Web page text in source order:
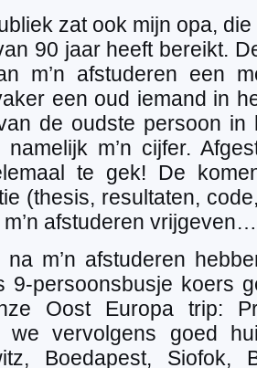
zat ook mijn opa,
90 jaar heeft bereikt.
m’n afstuderen een
een oud iemand in
de oudste persoon in
m’n cijfer.
te gek! De
(thesis, resultaten,
m’n afstuderen vrijgeven…
m’n afstuderen
9-persoonsbusje koers
Oost Europa trip:
we vervolgens goed
Boedapest, Siofok,